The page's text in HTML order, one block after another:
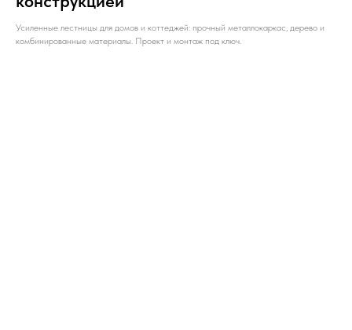
Усиленные лестницы для домов и коттеджей: прочный металлокаркас, дерево и
комбинированные материалы. Проект и монтаж под ключ.